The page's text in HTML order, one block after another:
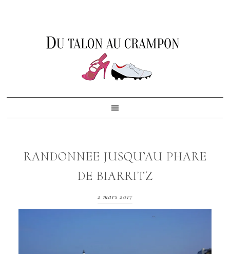
RANDONNEE JUSQU’AU PHARE
DE BIARRITZ
2 mars 2017